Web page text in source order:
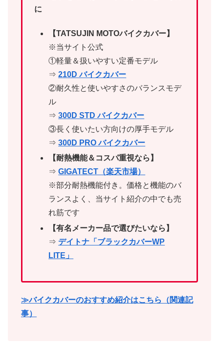
に
【TATSUJIN MOTOバイクカバー】
※当サイト公式
①軽量＆扱いやすい定番モデル
⇒210D バイクカバー
②耐久性と使いやすさのバランスモデ
ル
⇒300D STD バイクカバー
③長く使いたい方向けの厚手モデル
⇒300D PRO バイクカバー
【耐熱機能＆コスパ重視なら】
⇒GIGATECT（楽天市場）
※部分耐熱機能付き。価格と機能のバ
ランスよく、当サイト紹介の中でも売
れ筋です
【有名メーカー品で選びたいなら】
⇒ デイトナ「ブラックカバーWP
LITE」
≫バイクカバーのおすすめ紹介はこちら（関連記
事）